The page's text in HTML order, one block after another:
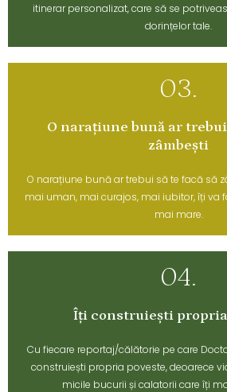
itinerar personalizat, care să se
dorințelor tale.
03.
O narațiune bună ar trebui
zâmbești
O narațiune bună ar trebui să te facă să
mai uman, mai curajos, mai iubitor, îți va
mai mare.
04.
Îți construiești
Cu fiecare reportaj/călătorie pe care
construiești propria poveste, deoarece
micile bucurii și calatorii care îți